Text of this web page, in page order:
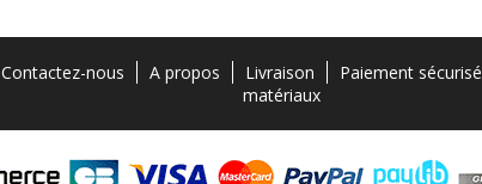
Contactez-nous A propos Livraison Paiement sécurisé
matériaux